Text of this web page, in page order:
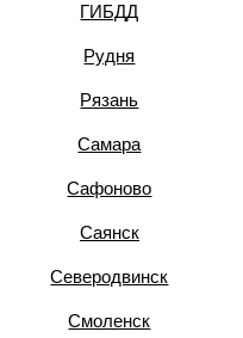
ГИБДД
Рудня
Рязань
Самара
Сафоново
Саянск
Северодвинск
Смоленск